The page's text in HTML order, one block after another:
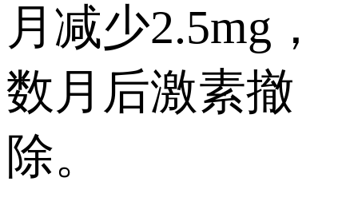
月减少2.5mg，
数月后激素撤
除。